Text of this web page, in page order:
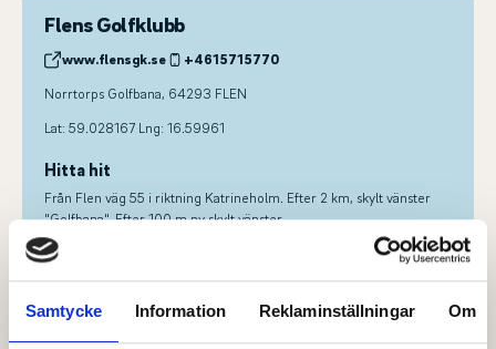
Samtycke Information Reklaminställningar Om
Flens Golfklubb
www.flensgk.se
+4615715770
Norrtorps Golfbana, 64293 FLEN
Lat: 59.028167 Lng: 16.59961
Hitta hit
Från Flen väg 55 i riktning Katrineholm. Efter 2 km, skylt vänster
"Golfbana". Efter 100 m ny skylt vänster.
Kontaktperson
3279jansson@telia.com
0793568889